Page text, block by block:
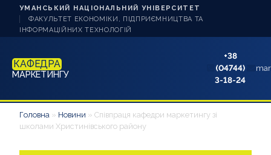
УМАНСЬКИЙ НАЦІОНАЛЬНИЙ УНІВЕРСИТЕТ
ФАКУЛЬТЕТ ЕКОНОМІКИ, ПІДПРИЄМНИЦТВА ТА
ІНФОРМАЦІЙНИХ ТЕХНОЛОГІЙ
КАФЕДРА
МАРКЕТИНГУ
+38
(04744)
3-18-24
НОВИНИ
Головна » Новини » Співпраця кафедри маркетингу зі
школами Христинівського району